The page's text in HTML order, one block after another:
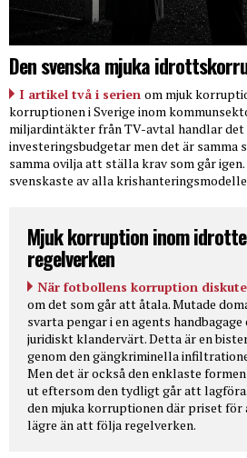
Den svenska mjuka
I artikel två i serien om mjuk
korruptionen i Sverige inom
miljardintäkter från TV-avtal handlar det
investeringsbudgetar men det är
samma ovilja att ställa krav som går
svenskaste av alla
Mjuk korruption inom
regelverken
När fotbollens korruption
om det som går att åtala. Mutade
svarta pengar i en agents
juridiskt klandervärt. Detta är en
genom den gängkriminella
Men det är också den enklaste
ut eftersom den tydligt går att
den mjuka korruptionen där priset
lägre än att följa regelverken.